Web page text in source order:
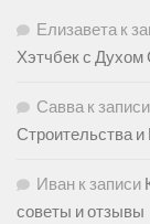
Елизаветак
Хэтчбек с Духом
Саввак записи
Строительства
Иван к записи
советы и отзывы